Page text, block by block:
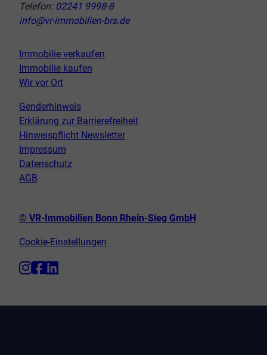
Telefon: 02241 9998-8
info@vr-immobilien-brs.de
Immobilie verkaufen
Immobilie kaufen
Wir vor Ort
Genderhinweis
Erklärung zur Barrierefreiheit
Hinweispflicht Newsletter
Impressum
Datenschutz
AGB
© VR-Immobilien Bonn Rhein-Sieg GmbH
Cookie-Einstellungen